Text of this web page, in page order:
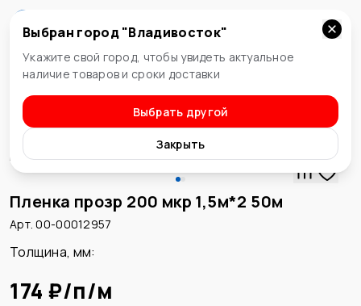
Владивосток
Выбран город "Владивосток"
Укажите свой город, чтобы увидеть актуальное
наличие товаров и сроки доставки
Выбрать другой
Закрыть
Пленки
Пленка прозр 200 мкр 1,5м*2 50м
Арт. 00-00012957
Толщина, мм:
174 ₽/п/м